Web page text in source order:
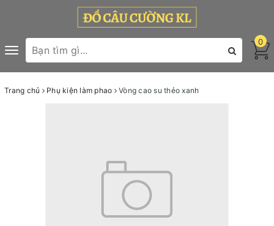
Toggle
navigation
0
Trang chủ Phụ kiện làm phao Vòng cao su thẻo xanh